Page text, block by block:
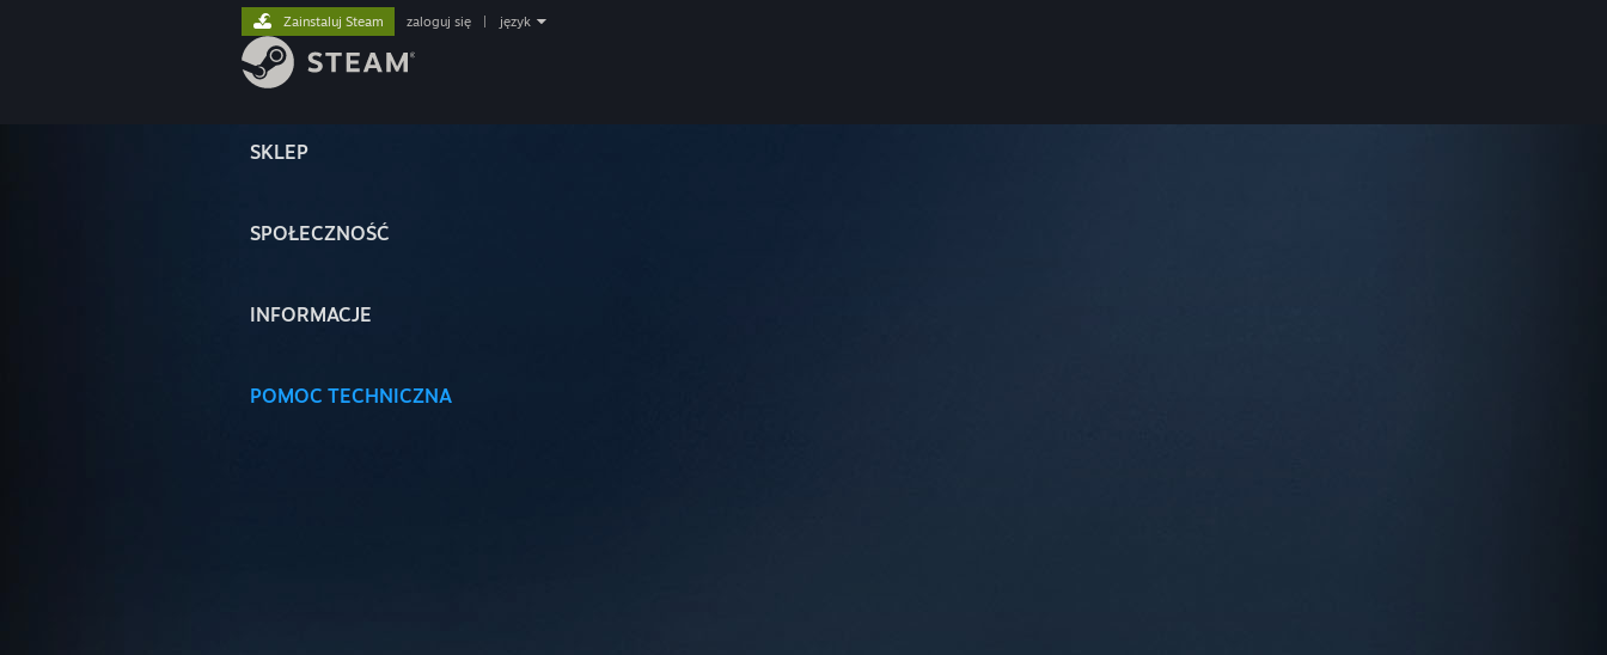
SKLEP
SPOŁECZNOŚĆ
INFORMACJE
POMOC TECHNICZNA
Zainstaluj Steam zaloguj się język